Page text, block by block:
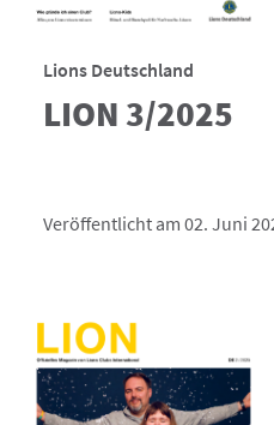
Lions Deutschland
LION 3/2025
Veröffentlicht am 02. Juni